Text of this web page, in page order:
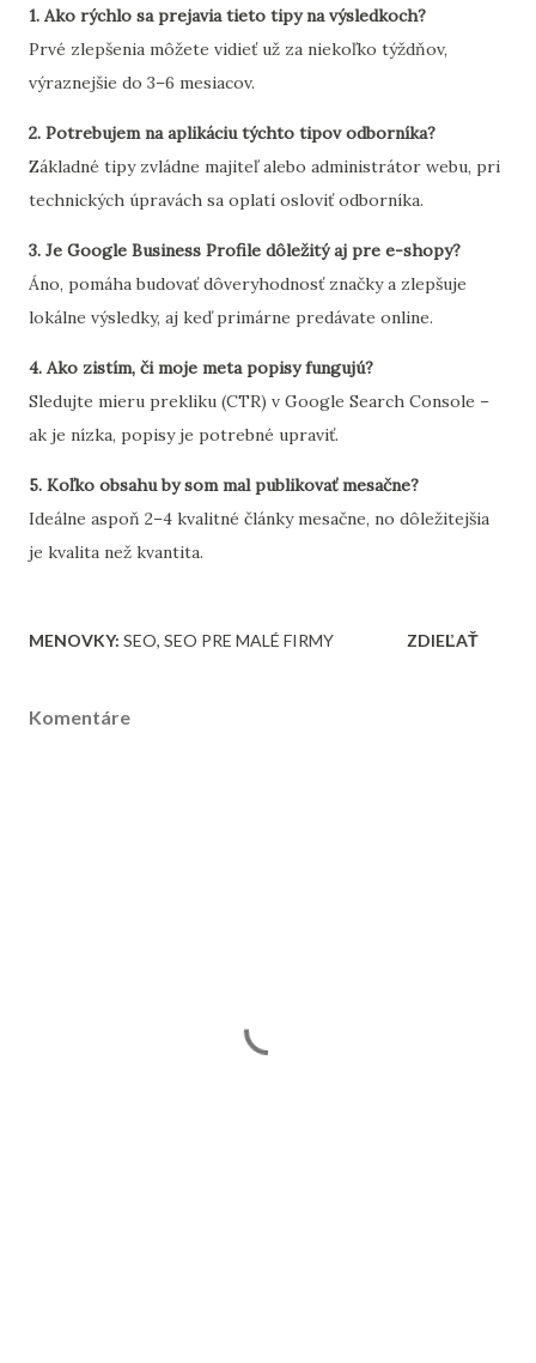
1. Ako rýchlo sa prejavia tieto tipy na výsledkoch?
Prvé zlepšenia môžete vidieť už za niekoľko týždňov,
výraznejšie do 3–6 mesiacov.
2. Potrebujem na aplikáciu týchto tipov odborníka?
Základné tipy zvládne majiteľ alebo administrátor webu, pri
technických úpravách sa oplatí osloviť odborníka.
3. Je Google Business Profile dôležitý aj pre e-shopy?
Áno, pomáha budovať dôveryhodnosť značky a zlepšuje
lokálne výsledky, aj keď primárne predávate online.
4. Ako zistím, či moje meta popisy fungujú?
Sledujte mieru prekliku (CTR) v Google Search Console –
ak je nízka, popisy je potrebné upraviť.
5. Koľko obsahu by som mal publikovať mesačne?
Ideálne aspoň 2–4 kvalitné články mesačne, no dôležitejšia
je kvalita než kvantita.
MENOVKY: SEO SEO PRE MALÉ FIRMY ZDIEĽAŤ
Komentáre